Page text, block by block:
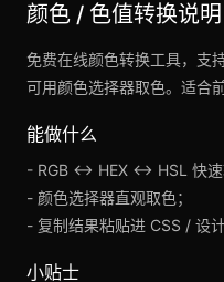
颜色 / 色值转换说明
免费在线颜色转换工具，支
可用颜色选择器取色。适合
能做什么
- RGB ↔ HEX ↔ HSL 快速
- 颜色选择器直观取色；
- 复制结果粘贴进 CSS / 设计
小贴士